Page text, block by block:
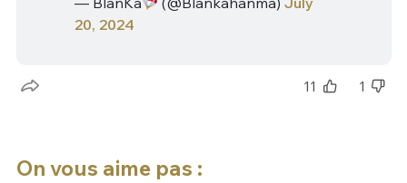
20, 2024
11 1
On vous aime pas :